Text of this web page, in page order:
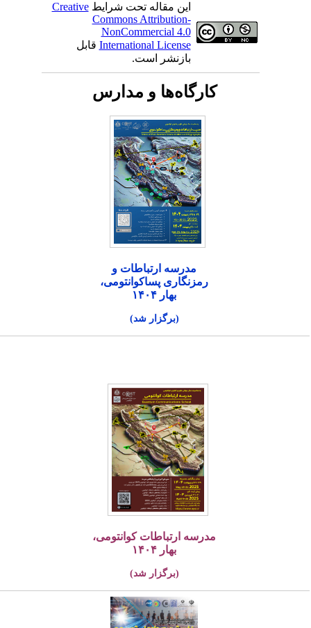
این مقاله تحت شرایطCreative
Commons Attribution-
NonCommercial 4.0
International Licenseقابل
بازنشر است.
کارگاه‌ها و مدارس
مدرسه ارتباطات و
رمزنگاری پساکوانتومی،
بهار ۱۴۰۴
(برگزار شد)
مدرسه ارتباطات کوانتومی،
بهار ۱۴۰۴
(برگزار شد)